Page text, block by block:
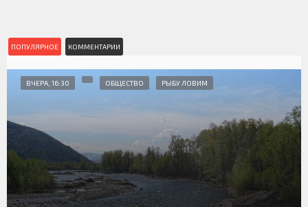
ПОПУЛЯРНОЕ КОММЕНТАРИИ
ВЧЕРА, 16:30 ОБЩЕСТВО РЫБУ ЛОВИМ